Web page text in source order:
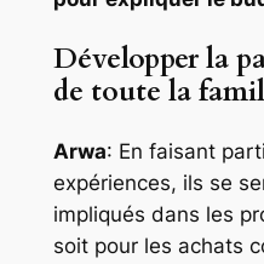
Développer la
de toute la
Arwa: En faisant
expériences, ils se
impliqués dans les
soit pour les achats